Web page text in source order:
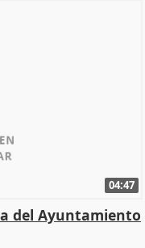
04:47
del Ayuntamiento